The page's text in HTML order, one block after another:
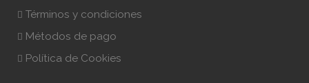
Términos y condiciones
Métodos de pago
Política de Cookies